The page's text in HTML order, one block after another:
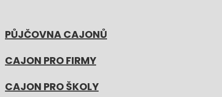
PŮJČOVNA CAJONŮ
CAJON PRO FIRMY
CAJON PRO ŠKOLY